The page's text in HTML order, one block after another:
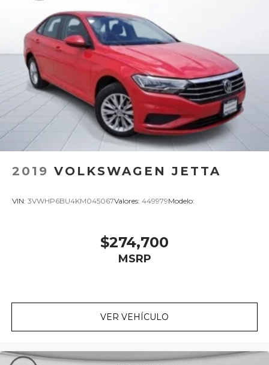
2019 VOLKSWAGEN JETTA
VIN: 3VWHP6BU4KM045067Valores: 449979Modelo:
$274,700
MSRP
VER VEHÍCULO